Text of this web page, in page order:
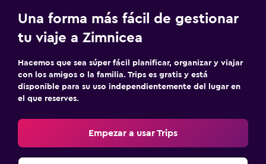
Una forma más fácil de gestionar
tu viaje a Zimnicea
Hacemos que sea súper fácil planificar, organizar y viajar
con los amigos o la familia. Trips es gratis y está
disponible para su uso independientemente del lugar en
el que reserves.
Empezar a usar Trips